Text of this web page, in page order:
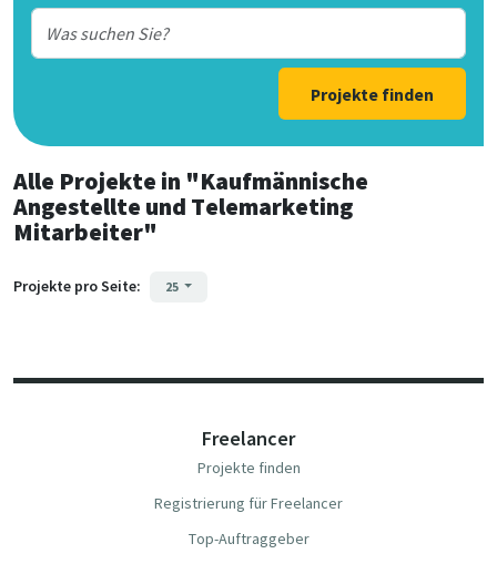
Projekte finden
Alle Projekte in "Kaufmännische
Angestellte und Telemarketing
Mitarbeiter"
Projekte pro Seite: 25
Freelancer
Projekte finden
Registrierung für Freelancer
Top-Auftraggeber